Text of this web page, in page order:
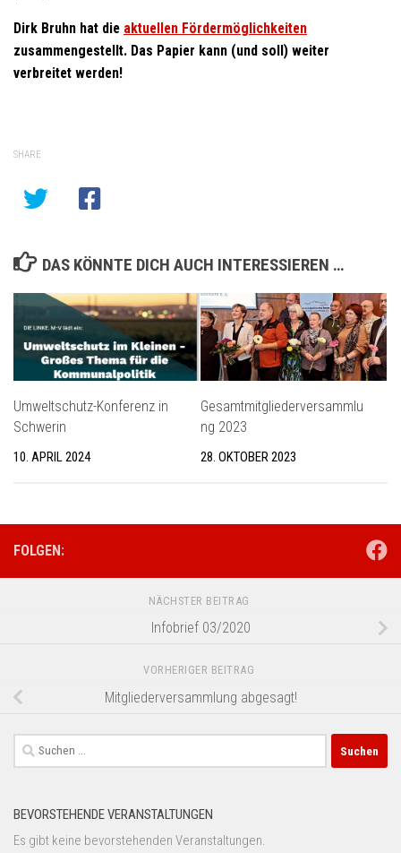
Dirk Bruhn hat die aktuellen Fördermöglichkeiten
zusammengestellt. Das Papier kann (und soll) weiter
verbreitet werden!
SHARE
DAS KÖNNTE DICH AUCH INTERESSIEREN …
Umweltschutz-Konferenz in
Schwerin
10. APRIL 2024
Gesamtmitgliederversammlu
ng 2023
28. OKTOBER 2023
FOLGEN:
NÄCHSTER BEITRAG
Infobrief 03/2020
VORHERIGER BEITRAG
Mitgliederversammlung abgesagt!
Suchen
nach:
BEVORSTEHENDE VERANSTALTUNGEN
Es gibt keine bevorstehenden Veranstaltungen.